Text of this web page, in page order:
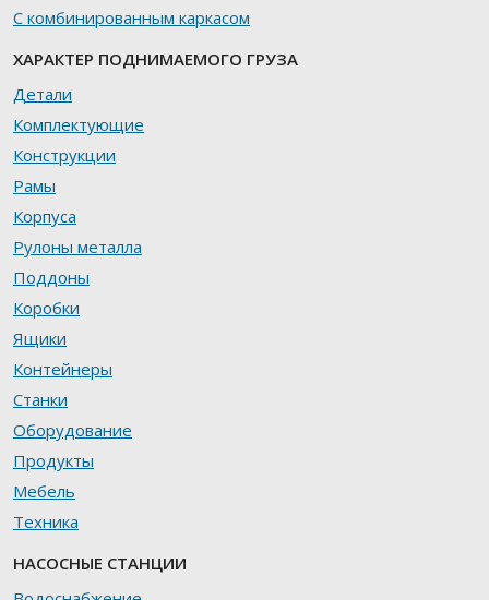
С комбинированным каркасом
ХАРАКТЕР ПОДНИМАЕМОГО ГРУЗА
Детали
Комплектующие
Конструкции
Рамы
Корпуса
Рулоны металла
Поддоны
Коробки
Ящики
Контейнеры
Станки
Оборудование
Продукты
Мебель
Техника
НАСОСНЫЕ СТАНЦИИ